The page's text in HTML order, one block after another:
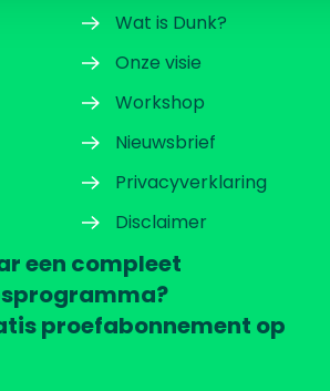
Wat is Dunk?
Onze visie
Workshop
Nieuwsbrief
Privacyverklaring
Disclaimer
een compleet
proefabonnement op